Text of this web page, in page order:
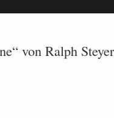
von Ralph